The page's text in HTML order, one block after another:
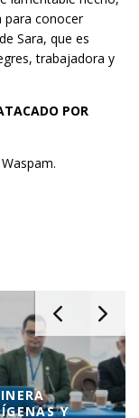
para conocer
Sara, que es
trabajadora y
POR
CARMEN